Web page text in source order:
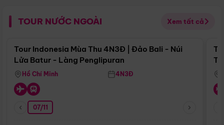
TOUR NƯỚC NGOÀI Xem tất cả
Điểm nổi bật
Tour Indonesia Mùa Thu 4N3Đ | Đảo Bali - Núi
Lửa Batur - Làng Penglipuran
Hồ Chí Minh 4N3Đ
07/11